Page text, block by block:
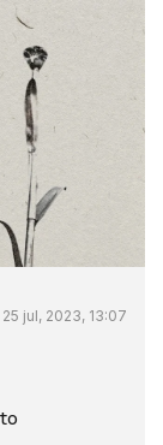
25 jul, 2023, 13:07